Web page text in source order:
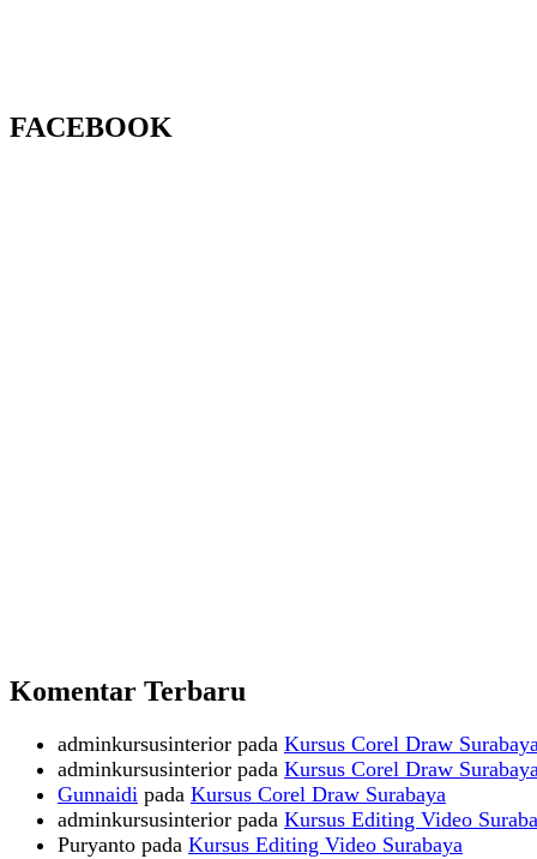
FACEBOOK
Komentar Terbaru
adminkursusinterior pada Kursus Corel Draw
adminkursusinterior pada Kursus Corel Draw
Gunnaidi pada Kursus Corel Draw Surabaya
adminkursusinterior pada Kursus Editing Video
Puryanto pada Kursus Editing Video Surabaya